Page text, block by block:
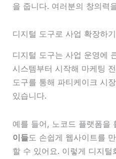
을 줍니다. 여러분의 창의력
디지털 도구로 사업 확장하기
디지털 도구는 사업 운영에
시스템부터 시작해 마케팅
도구를 통해 파티케이크 시
있습니다.
예를 들어, 노코드 플랫폼을
이들도 손쉽게 웹사이트를
할 수 있어요. 이렇게 디지